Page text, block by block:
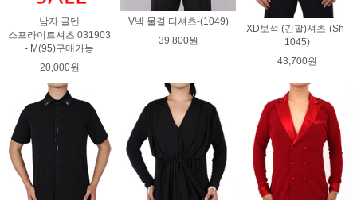
남자 골덴
스프라이트셔츠 031903
- M(95)구매가능
20,000원
V넥 물결 티셔츠-(1049)
39,800원
XD보석 (긴팔)셔츠-(Sh-
1045)
43,700원